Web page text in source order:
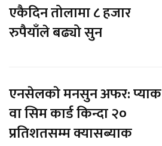
एकैदिन तोलामा ८ हजार
रुपैयाँले बढ्यो सुन
एनसेलकाे मनसुन अफर: प्याक
वा सिम कार्ड किन्दा २०
प्रतिशतसम्म क्यासब्याक